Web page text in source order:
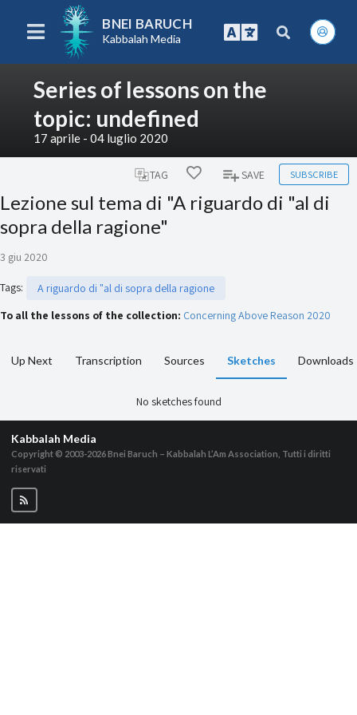
BNEI BARUCH
Kabbalah Media
Series of lessons on the
topic: undefined
17 aprile - 04 luglio 2020
TAG SAVE SUBSCRIBE
Lezione sul tema di "A riguardo di "al di
sopra della ragione"
3 giu 2020
Tags:
A riguardo di "al di sopra della ragione
To all the lessons of the collection: Concerning Above Reason 2020
Up Next Transcription Sources Sketches Downloads
No sketches found
Kabbalah Media
Copyright © 2003-2026Bnei Baruch – Kabbalah L’Am Association, Tutti i diritti
riservati